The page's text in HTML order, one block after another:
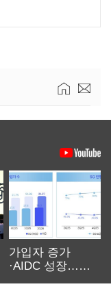
가입자 증가
·AIDC 성장…